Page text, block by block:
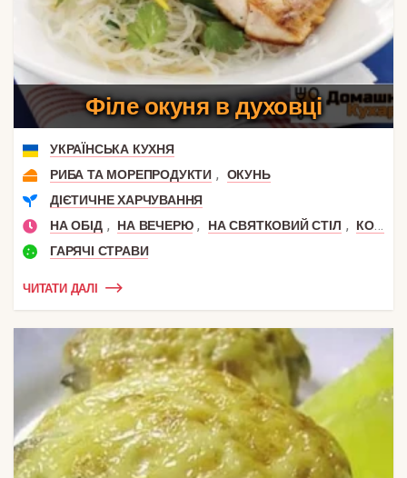
Філе окуня в духовці
УКРАЇНСЬКА КУХНЯ
РИБА ТА МОРЕПРОДУКТИ ,
ОКУНЬ
ДІЄТИЧНЕ ХАРЧУВАННЯ
НА ОБІД , НА ВЕЧЕРЮ , НА СВЯТКОВИЙ СТІЛ ,
КОРИСНИЙ ОБІД
ГАРЯЧІ СТРАВИ
ЧИТАТИ ДАЛІ